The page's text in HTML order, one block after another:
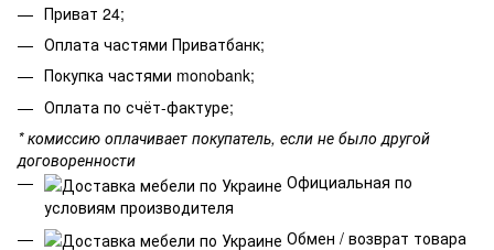
Приват 24;
Оплата частями Приватбанк;
Покупка частями monobank;
Оплата по счёт-фактуре;
* комиссию оплачивает покупатель, если не было другой
договоренности
Официальная по
условиям производителя
Обмен / возврат товара